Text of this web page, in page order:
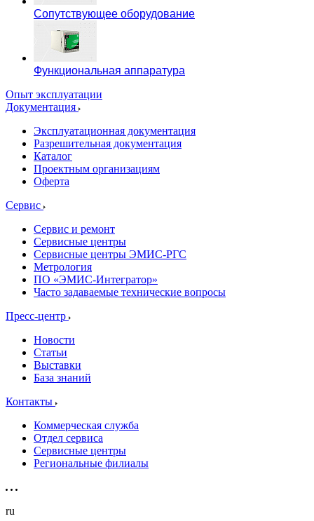
Сопутствующее оборудование
Функциональная аппаратура
Опыт эксплуатации
Документация
Эксплуатационная документация
Разрешительная документация
Каталог
Проектным организациям
Оферта
Сервис
Сервис и ремонт
Сервисные центры
Сервисные центры ЭМИС-РГС
Метрология
ПО «ЭМИС-Интегратор»
Часто задаваемые технические вопросы
Пресс-центр
Новости
Статьи
Выставки
База знаний
Контакты
Коммерческая служба
Отдел сервиса
Сервисные центры
Региональные филиалы
ru